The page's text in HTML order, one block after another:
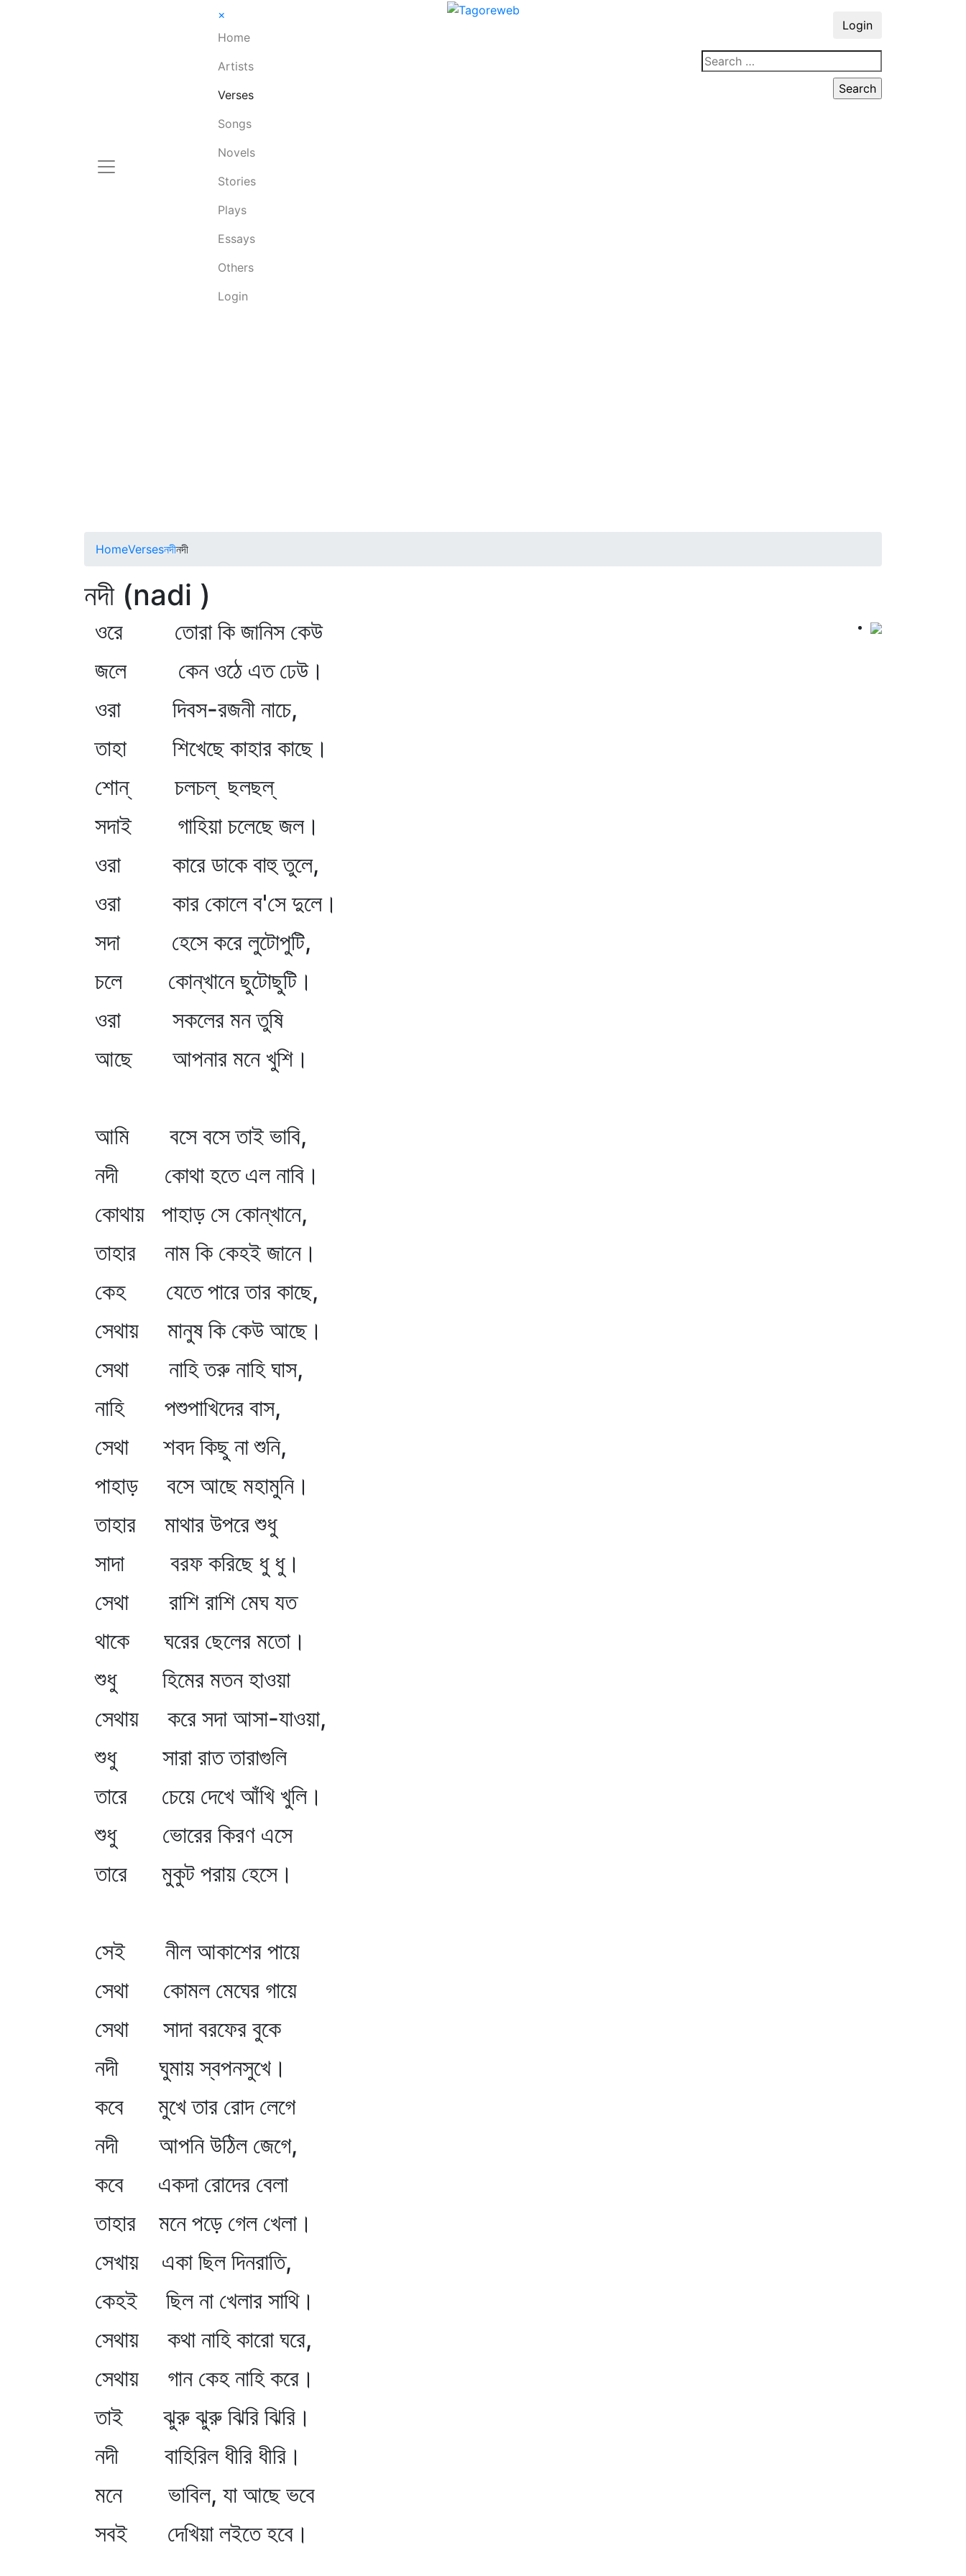
×
Home
Artists
Verses
Songs
Novels
Stories
Plays
Essays
Others
Login
Login
HomeVersesনদীনদী
নদী (nadi )
ওরে তোরা কি জানিস কেউ
জলে কেন ওঠে এত ঢেউ।
ওরা দিবস-রজনী নাচে,
তাহা শিখেছে কাহার কাছে।
শোন্‌ চলচল্‌ ছলছল্‌
সদাই গাহিয়া চলেছে জল।
ওরা কারে ডাকে বাহু তুলে,
ওরা কার কোলে ব'সে দুলে।
সদা হেসে করে লুটোপুটি,
চলে কোন্‌খানে ছুটোছুটি।
ওরা সকলের মন তুষি
আছে আপনার মনে খুশি।
আমি বসে বসে তাই ভাবি,
নদী কোথা হতে এল নাবি।
কোথায় পাহাড় সে কোন্‌খানে,
তাহার নাম কি কেহই জানে।
কেহ যেতে পারে তার কাছে,
সেথায় মানুষ কি কেউ আছে।
সেথা নাহি তরু নাহি ঘাস,
নাহি পশুপাখিদের বাস,
সেথা শবদ কিছু না শুনি,
পাহাড় বসে আছে মহামুনি।
তাহার মাথার উপরে শুধু
সাদা বরফ করিছে ধু ধু।
সেথা রাশি রাশি মেঘ যত
থাকে ঘরের ছেলের মতো।
শুধু হিমের মতন হাওয়া
সেথায় করে সদা আসা-যাওয়া,
শুধু সারা রাত তারাগুলি
তারে চেয়ে দেখে আঁখি খুলি।
শুধু ভোরের কিরণ এসে
তারে মুকুট পরায় হেসে।
সেই নীল আকাশের পায়ে
সেথা কোমল মেঘের গায়ে
সেথা সাদা বরফের বুকে
নদী ঘুমায় স্বপনসুখে।
কবে মুখে তার রোদ লেগে
নদী আপনি উঠিল জেগে,
কবে একদা রোদের বেলা
তাহার মনে পড়ে গেল খেলা।
সেখায় একা ছিল দিনরাতি,
কেহই ছিল না খেলার সাথি।
সেথায় কথা নাহি কারো ঘরে,
সেথায় গান কেহ নাহি করে।
তাই ঝুরু ঝুরু ঝিরি ঝিরি।
নদী বাহিরিল ধীরি ধীরি।
মনে ভাবিল, যা আছে ভবে
সবই দেখিয়া লইতে হবে।